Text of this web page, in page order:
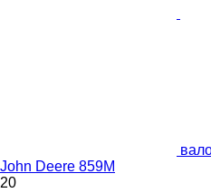
John Deere 859M
20